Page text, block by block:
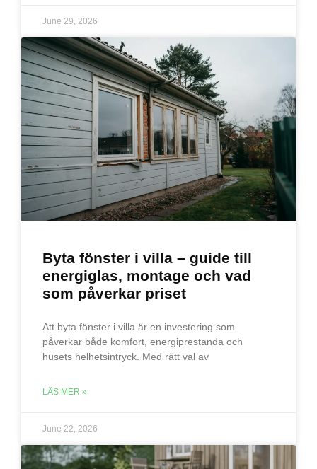
June 29, 2026
Byta fönster i villa – guide till
energiglas, montage och vad
som påverkar priset
Att byta fönster i villa är en investering som
påverkar både komfort, energiprestanda och
husets helhetsintryck. Med rätt val av
LÄS MER »
June 22, 2026